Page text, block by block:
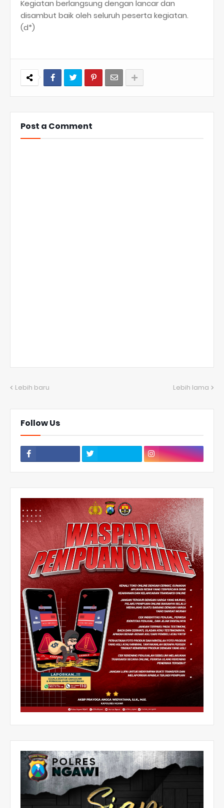
Kegiatan berlangsung dengan lancar dan
disambut baik oleh seluruh peserta kegiatan.
(d*)
Post a Comment
Lebih baru Lebih lama
Follow Us